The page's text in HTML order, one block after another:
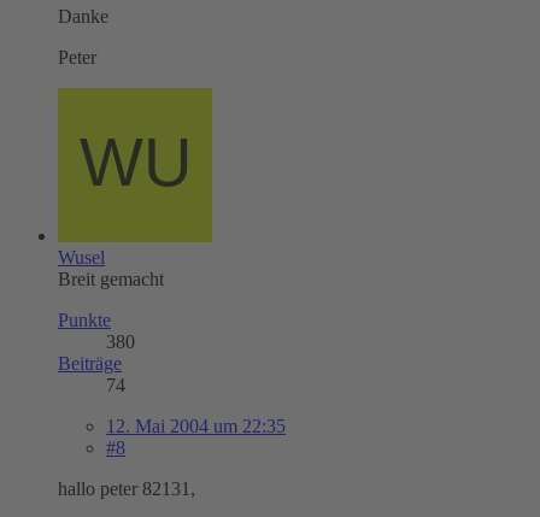
Danke
Peter
Wusel
Breit gemacht
Punkte
380
Beiträge
74
12. Mai 2004 um 22:35
#8
hallo peter 82131,